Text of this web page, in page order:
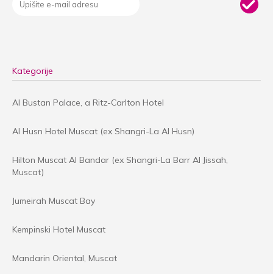
Kategorije
Al Bustan Palace, a Ritz-Carlton Hotel
Al Husn Hotel Muscat (ex Shangri-La Al Husn)
Hilton Muscat Al Bandar (ex Shangri-La Barr Al Jissah,
Muscat)
Jumeirah Muscat Bay
Kempinski Hotel Muscat
Mandarin Oriental, Muscat